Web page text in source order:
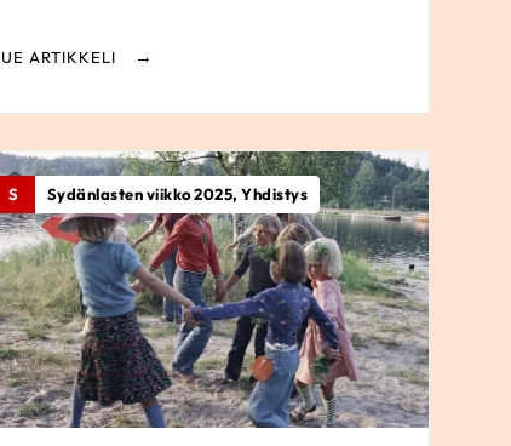
ARTIKKELI
S Sydänlasten viikko 2025, Yhdistys